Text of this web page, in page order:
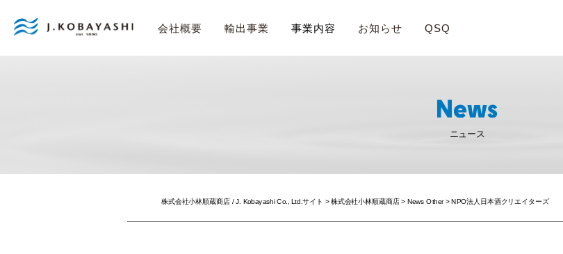
会社概要 輸出事業 事業内容 お知らせ QSQ
ニュース
株式会社小林順蔵商店 / J. Kobayashi Co., Ltd.サイト >株式会社小林順蔵商店> News Other>NPO法人日本酒クリエイターズ